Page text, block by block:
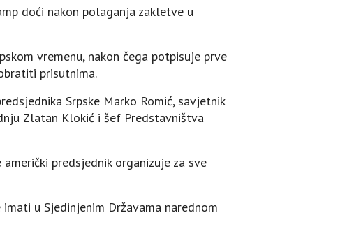
doći nakon polaganja zakletve u
vremenu, nakon čega potpisuje prve
prisutnima.
Srpske Marko Romić, savjetnik
Zlatan Klokić i šef Predstavništva
predsjednik organizuje za sve
u Sjedinjenim Državama narednom